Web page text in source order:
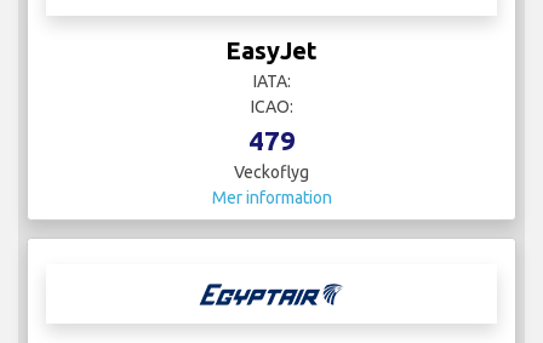
EasyJet
IATA:
ICAO:
479
Veckoflyg
Mer information